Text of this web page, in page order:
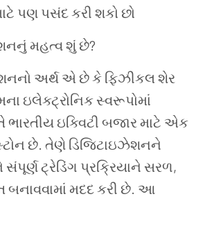
પણ પસંદ કરી શકો છો
મહત્વ શું છે?
અર્થ એ છે કે ફિઝીકલ શેર
ઇલેક્ટ્રોનિક સ્વરૂપોમાં
ભારતીય ઇક્વિટી બજાર માટે એક
છે. તેણે ડિજિટાઇઝેશનને
ટ્રેડિંગ પ્રક્રિયાને સરળ,
બનાવવામાં મદદ કરી છે. આ